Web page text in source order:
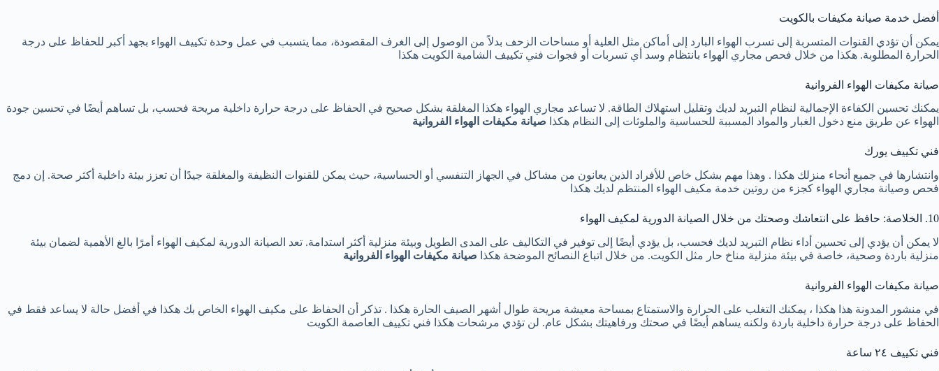
أفضل خدمة صيانة مكيفات بالكويت
يمكن أن تؤدي القنوات المتسربة إلى تسرب الهواء البارد إلى أماكن مثل العلية أو مساحات الزحف بدلاً من الوصول إلى الغرف المقصودة، مما يتسبب في عمل وحدة تكييف الهواء بجهد أكبر للحفاظ على درجة
الحرارة المطلوبة. هكذا من خلال فحص مجاري الهواء بانتظام وسد أي تسربات أو فجوات فني تكييف الشامية الكويت هكذا
صيانة مكيفات الهواء الفروانية
يمكنك تحسين الكفاءة الإجمالية لنظام التبريد لديك وتقليل استهلاك الطاقة. لا تساعد مجاري الهواء هكذا المغلقة بشكل صحيح في الحفاظ على درجة حرارة داخلية مريحة فحسب، بل تساهم أيضًا في تحسين جودة
الهواء عن طريق منع دخول الغبار والمواد المسببة للحساسية والملوثات إلى النظام هكذا صيانة مكيفات الهواء الفروانية
فني تكييف يورك
وانتشارها في جميع أنحاء منزلك هكذا . وهذا مهم بشكل خاص للأفراد الذين يعانون من مشاكل في الجهاز التنفسي أو الحساسية، حيث يمكن للقنوات النظيفة والمغلقة جيدًا أن تعزز بيئة داخلية أكثر صحة. إن دمج
فحص وصيانة مجاري الهواء كجزء من روتين خدمة مكيف الهواء المنتظم لديك هكذا
10. الخلاصة: حافظ على انتعاشك وصحتك من خلال الصيانة الدورية لمكيف الهواء
لا يمكن أن يؤدي إلى تحسين أداء نظام التبريد لديك فحسب، بل يؤدي أيضًا إلى توفير في التكاليف على المدى الطويل وبيئة منزلية أكثر استدامة. تعد الصيانة الدورية لمكيف الهواء أمرًا بالغ الأهمية لضمان بيئة
منزلية باردة وصحية، خاصة في بيئة منزلية مناخ حار مثل الكويت. من خلال اتباع النصائح الموضحة هكذا صيانة مكيفات الهواء الفروانية
صيانة مكيفات الهواء الفروانية
في منشور المدونة هذا هكذا ، يمكنك التغلب على الحرارة والاستمتاع بمساحة معيشة مريحة طوال أشهر الصيف الحارة هكذا . تذكر أن الحفاظ على مكيف الهواء الخاص بك هكذا في أفضل حالة لا يساعد فقط في
الحفاظ على درجة حرارة داخلية باردة ولكنه يساهم أيضًا في صحتك ورفاهيتك بشكل عام. لن تؤدي مرشحات هكذا فني تكييف العاصمة الكويت
فني تكييف ٢٤ ساعة